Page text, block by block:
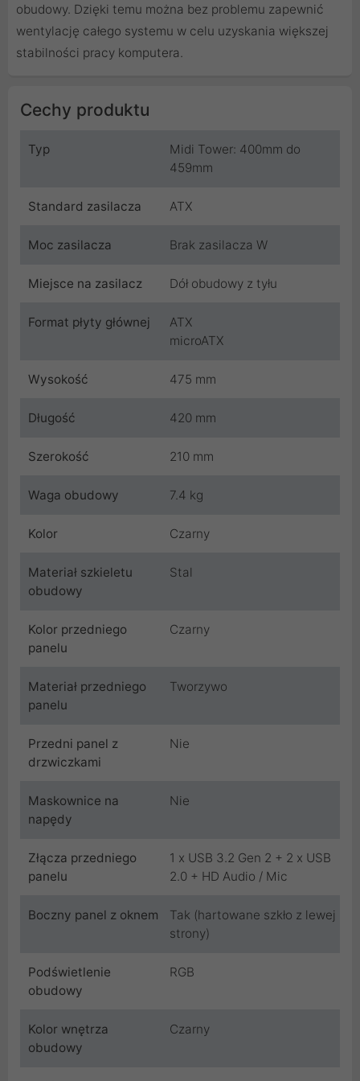
obudowy. Dzięki temu można bez problemu zapewnić
wentylację całego systemu w celu uzyskania większej
stabilności pracy komputera.
Cechy produktu
Typ
Midi Tower: 400mm do
459mm
Standard zasilacza ATX
Moc zasilacza Brak zasilacza W
Miejsce na zasilacz Dół obudowy z tyłu
Format płyty głównej
ATX
microATX
Wysokość 475 mm
Długość 420 mm
Szerokość 210 mm
Waga obudowy 7.4 kg
Kolor Czarny
Materiał szkieletu
obudowy
Stal
Kolor przedniego
panelu
Czarny
Materiał przedniego
panelu
Tworzywo
Przedni panel z
drzwiczkami
Nie
Maskownice na
napędy
Nie
Złącza przedniego
panelu
1 x USB 3.2 Gen 2 + 2 x USB
2.0 + HD Audio / Mic
Boczny panel z oknem
Tak (hartowane szkło z lewej
strony)
Podświetlenie
obudowy
RGB
Kolor wnętrza
obudowy
Czarny